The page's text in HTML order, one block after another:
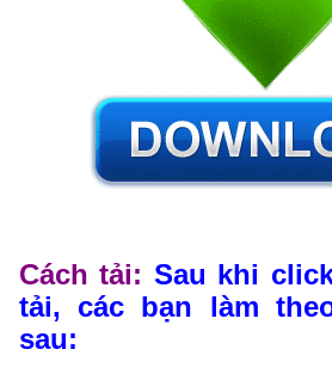
Cách tải: Sau khi
tải, các bạn làm
sau: